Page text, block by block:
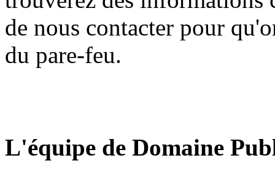
de nous contacter pour
du pare-feu.
L'équipe de Domaine